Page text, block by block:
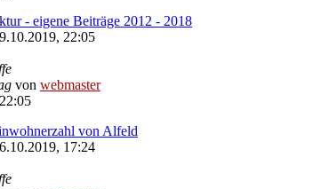
- eigene Beiträge 2012 - 2018
22:05
von webmaster
von Alfeld
17:24